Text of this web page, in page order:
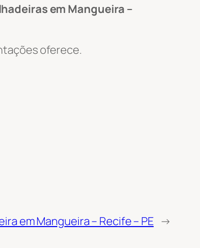
em Mangueira –
oferece.
em Mangueira – Recife – PE →